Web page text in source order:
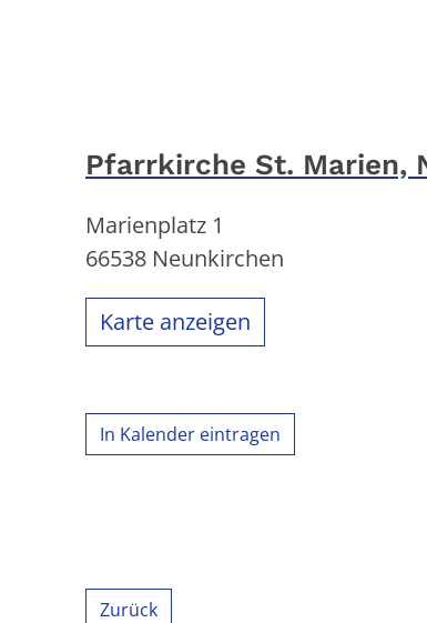
Pfarrkirche St. Marien,
Marienplatz 1
66538 Neunkirchen
Karte anzeigen
In Kalender eintragen
Zurück